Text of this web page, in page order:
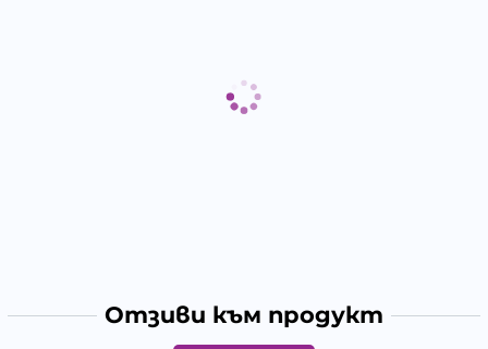
Отзиви към продукт